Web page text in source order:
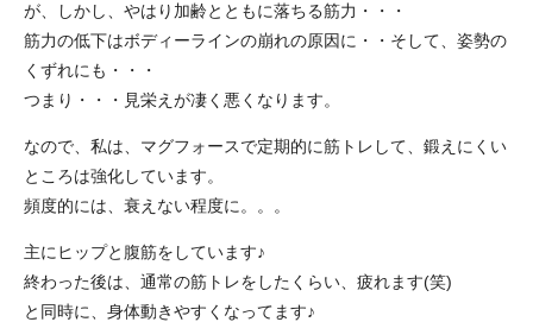
が、しかし、やはり加齢とともに落ちる筋力・・・
筋力の低下はボディーラインの崩れの原因に・・そして、姿勢の
くずれにも・・・
つまり・・・見栄えが凄く悪くなります。
なので、私は、マグフォースで定期的に筋トレして、鍛えにくい
ところは強化しています。
頻度的には、衰えない程度に。。。
主にヒップと腹筋をしています♪
終わった後は、通常の筋トレをしたくらい、疲れます(笑)
と同時に、身体動きやすくなってます♪